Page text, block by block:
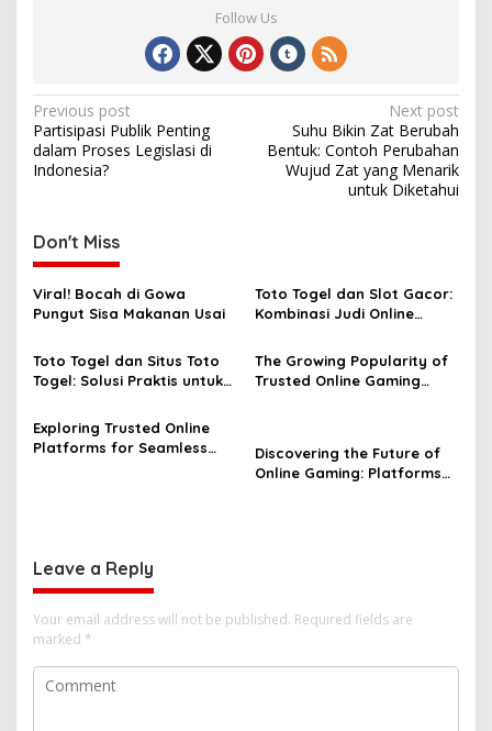
Follow Us
Post
navigation
Previous post
Partisipasi Publik Penting
dalam Proses Legislasi di
Indonesia?
Next post
Suhu Bikin Zat Berubah
Bentuk: Contoh Perubahan
Wujud Zat yang Menarik
untuk Diketahui
Don't Miss
Viral! Bocah di Gowa
Pungut Sisa Makanan Usai
Toto Togel dan Slot Gacor:
Kombinasi Judi Online
Toto Togel dan Situs Toto
Togel: Solusi Praktis untuk
The Growing Popularity of
Trusted Online Gaming
Exploring Trusted Online
Platforms for Seamless
Discovering the Future of
Online Gaming: Platforms
Leave a Reply
Your email address will not be published. Required fields are
marked *